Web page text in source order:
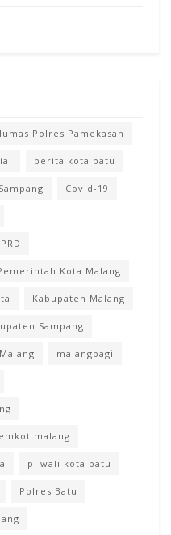
Polres Pamekasan
berita kota batu
Covid-19
Kota Malang
Kabupaten Malang
Sampang
Malang malangpagi
malang
pj wali kota batu
Polres Batu